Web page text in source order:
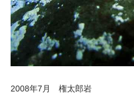
2008年7月 権太郎岩